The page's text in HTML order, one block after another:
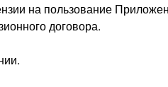
на пользование
договора.